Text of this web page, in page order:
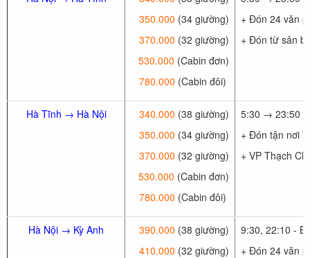
350.000 (34 giường)
370.000 (32 giường)
530.000 (Cabin đơn)
780.000 (Cabin đôi)
+ Đón 24 văn
+ Đón từ sân
Hà Tĩnh → Hà Nội 340.000 (38 giường)
350.000 (34 giường)
370.000 (32 giường)
530.000 (Cabin đơn)
780.000 (Cabin đôi)
5:30 → 23:50
+ Đón tận nơi
+ VP Thạch
Hà Nội → Kỳ Anh 390.000 (38 giường)
410.000 (32 giường)
9:30, 22:10 -
+ Đón 24 văn